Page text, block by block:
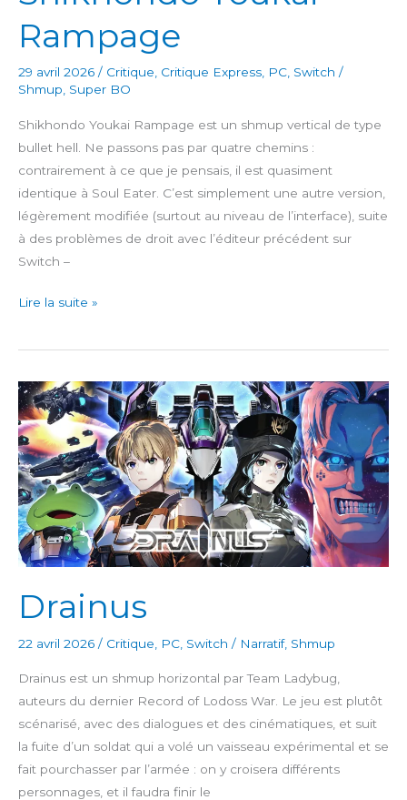
Rampage
29 avril 2026 / Critique, Critique Express, PC, Switch /
Shmup, Super BO
Shikhondo Youkai Rampage est un shmup vertical de type
bullet hell. Ne passons pas par quatre chemins :
contrairement à ce que je pensais, il est quasiment
identique à Soul Eater. C’est simplement une autre version,
légèrement modifiée (surtout au niveau de l’interface), suite
à des problèmes de droit avec l’éditeur précédent sur
Switch –
Shikhondo
Rampage
Lire la suite »
Drainus
22 avril 2026 / Critique PC Switch / Narratif, Shmup
Drainus est un shmup horizontal par Team Ladybug,
auteurs du dernier Record of Lodoss War. Le jeu est plutôt
scénarisé, avec des dialogues et des cinématiques, et suit
la fuite d’un soldat qui a volé un vaisseau expérimental et se
fait pourchasser par l’armée : on y croisera différents
personnages, et il faudra finir le